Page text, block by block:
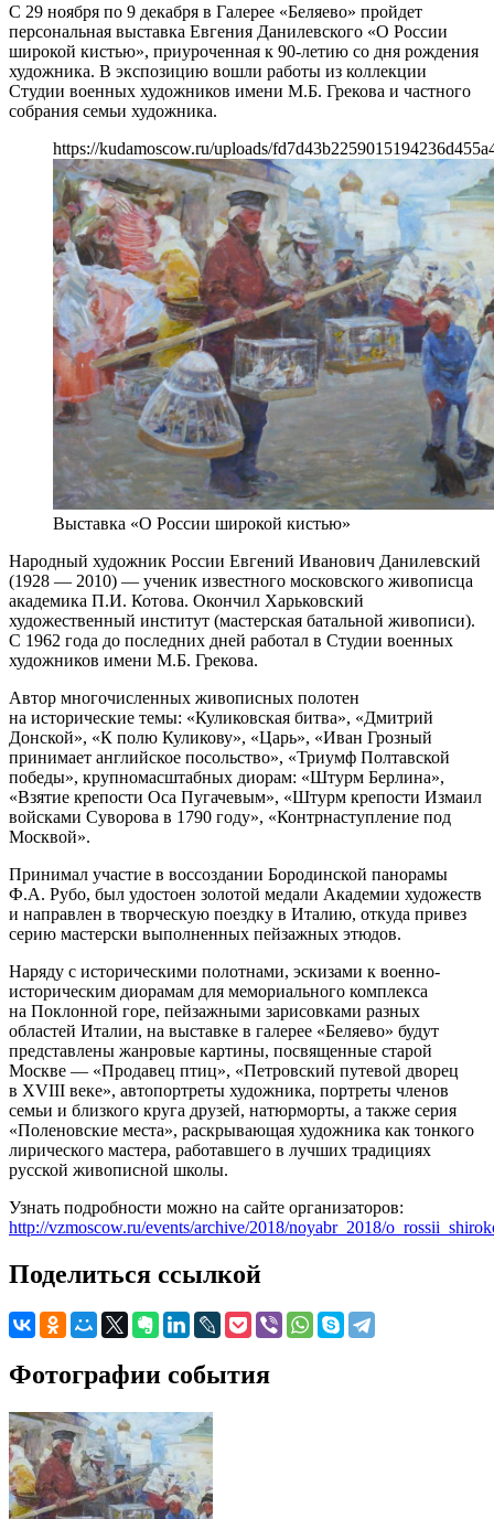
С 29 ноября по 9 декабря в Галерее «Беляево» пройдет
персональная выставка Евгения Данилевского «О России
широкой кистью», приуроченная к 90-летию со дня рождения
художника. В экспозицию вошли работы из коллекции
Студии военных художников имени М.Б. Грекова и частного
собрания семьи художника.
https://kudamoscow.ru/uploads/
Выставка «О России широкой кистью»
Народный художник России Евгений Иванович Данилевский
(1928 — 2010) — ученик известного московского живописца
академика П.И. Котова. Окончил Харьковский
художественный институт (мастерская батальной живописи).
С 1962 года до последних дней работал в Студии военных
художников имени М.Б. Грекова.
Автор многочисленных живописных полотен
на исторические темы: «Куликовская битва», «Дмитрий
Донской», «К полю Куликову», «Царь», «Иван Грозный
принимает английское посольство», «Триумф Полтавской
победы», крупномасштабных диорам: «Штурм Берлина»,
«Взятие крепости Оса Пугачевым», «Штурм крепости Измаил
войсками Суворова в 1790 году», «Контрнаступление под
Москвой».
Принимал участие в воссоздании Бородинской панорамы
Ф.А. Рубо, был удостоен золотой медали Академии художеств
и направлен в творческую поездку в Италию, откуда привез
серию мастерски выполненных пейзажных этюдов.
Наряду с историческими полотнами, эскизами к военно-
историческим диорамам для мемориального комплекса
на Поклонной горе, пейзажными зарисовками разных
областей Италии, на выставке в галерее «Беляево» будут
представлены жанровые картины, посвященные старой
Москве — «Продавец птиц», «Петровский путевой дворец
в ХVIII веке», автопортреты художника, портреты членов
семьи и близкого круга друзей, натюрморты, а также серия
«Поленовские места», раскрывающая художника как тонкого
лирического мастера, работавшего в лучших традициях
русской живописной школы.
Узнать подробности можно на сайте организаторов:
http://vzmoscow.ru/events/archive/2018/noyabr_2018/
Поделиться ссылкой
Фотографии события